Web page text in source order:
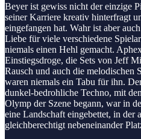
Beyer ist gewiss nicht der einzige
seiner Karriere kreativ hinterfragt
eingefangen hat. Wahr ist aber
Liebe für viele verschiedene
niemals einen Hehl gemacht.
Einstiegsdroge, die Sets von Jeff
Rausch und auch die melodischen
waren niemals ein Tabu für ihn.
dunkel-bedrohliche Techno, mit
Olymp der Szene begann, war in
eine Landschaft eingebettet, in der
gleichberechtigt nebeneinander